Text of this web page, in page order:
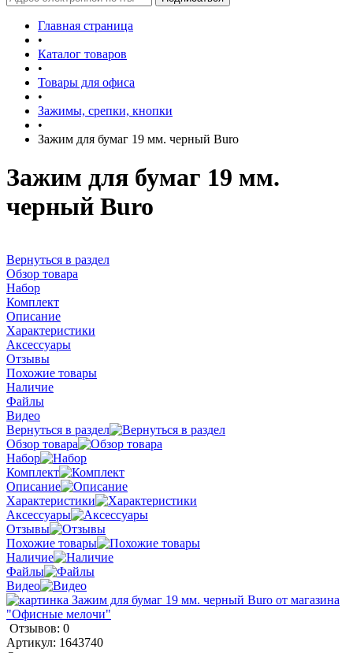
Главная страница
•
Каталог товаров
•
Товары для офиса
•
Зажимы, срепки, кнопки
•
Зажим для бумаг 19 мм. черный Buro
Зажим для бумаг 19 мм.
черный Buro
Вернуться в раздел
Обзор товара
Набор
Комплект
Описание
Характеристики
Аксессуары
Отзывы
Похожие товары
Наличие
Файлы
Видео
Вернуться в раздел
Обзор товара
Набор
Комплект
Описание
Характеристики
Аксессуары
Отзывы
Похожие товары
Наличие
Файлы
Видео
Отзывов: 0
Артикул: 1643740